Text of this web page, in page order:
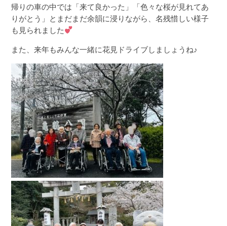
帰りの車の中では「来て良かった」「色々な桜が見れてあ
りがとう」とまだまだ余韻に浸りながら、名残惜しい様子
も見られました
また、来年もみんな一緒に花見ドライブしましょうね♪